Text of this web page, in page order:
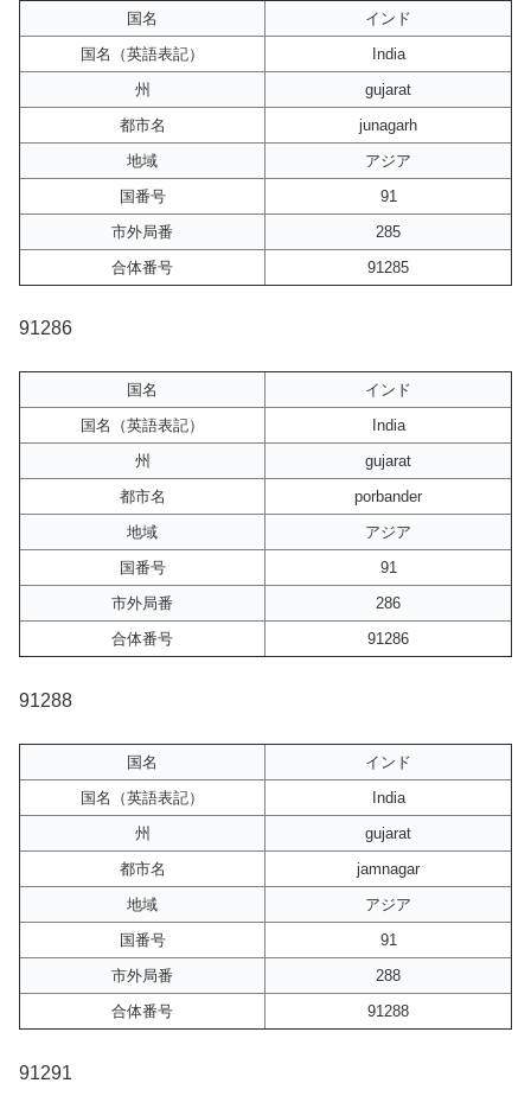
国名
インド
国名（英語表記）
India
州
gujarat
都市名
junagarh
地域
アジア
国番号
91
市外局番
285
合体番号
91285
91286
国名
インド
国名（英語表記）
India
州
gujarat
都市名
porbander
地域
アジア
国番号
91
市外局番
286
合体番号
91286
91288
国名
インド
国名（英語表記）
India
州
gujarat
都市名
jamnagar
地域
アジア
国番号
91
市外局番
288
合体番号
91288
91291